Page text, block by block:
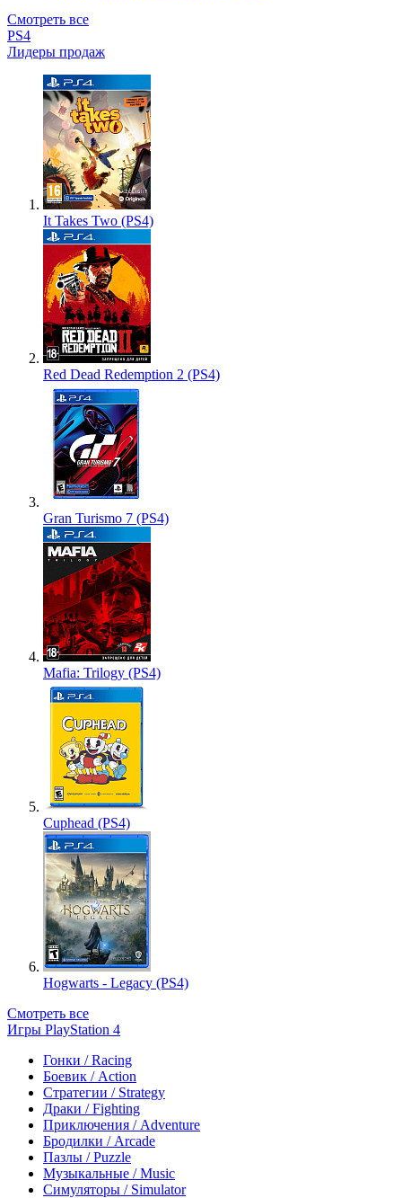
Смотреть все
PS4
Лидеры продаж
It Takes Two (PS4)
Red Dead Redemption 2 (PS4)
Gran Turismo 7 (PS4)
Mafia: Trilogy (PS4)
Cuphead (PS4)
Hogwarts - Legacy (PS4)
Смотреть все
Игры PlayStation 4
Гонки / Racing
Боевик / Action
Стратегии / Strategy
Драки / Fighting
Приключения / Adventure
Бродилки / Arcade
Пазлы / Puzzle
Музыкальные / Music
Симуляторы / Simulator